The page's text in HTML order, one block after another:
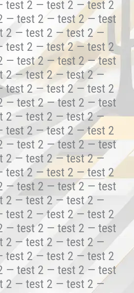
test 2 — test 2 — test 2
— test 2 — test 2 — test
2 — test 2 — test 2 —
test 2 — test 2 — test 2
— test 2 — test 2 — test
2 — test 2 — test 2 —
test 2 — test 2 — test 2
— test 2 — test 2 — test
2 — test 2 — test 2 —
test 2 — test 2 — test 2
— test 2 — test 2 — test
2 — test 2 — test 2 —
test 2 — test 2 — test 2
— test 2 — test 2 — test
2 — test 2 — test 2 —
test 2 — test 2 — test 2
— test 2 — test 2 — test
2 — test 2 — test 2 —
test 2 — test 2 — test 2
— test 2 — test 2 — test
2 — test 2 — test 2 —